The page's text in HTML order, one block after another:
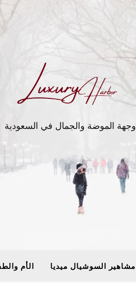
وجهة الموضة والجمال في السعودية
مشاهير السوشيال ميديا الأم